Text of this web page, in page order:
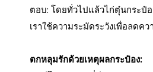
ตอบ: โดยทั่วไปแล้วไก่ตุ๋นกระป๋
เราใช้ความระมัดระวังเพื่อลด
ตกหลุมรักด้วยเหตุผลกระป๋อง: